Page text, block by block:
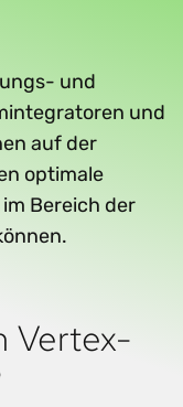
und
und
auf der
optimale
Bereich der
Vertex-